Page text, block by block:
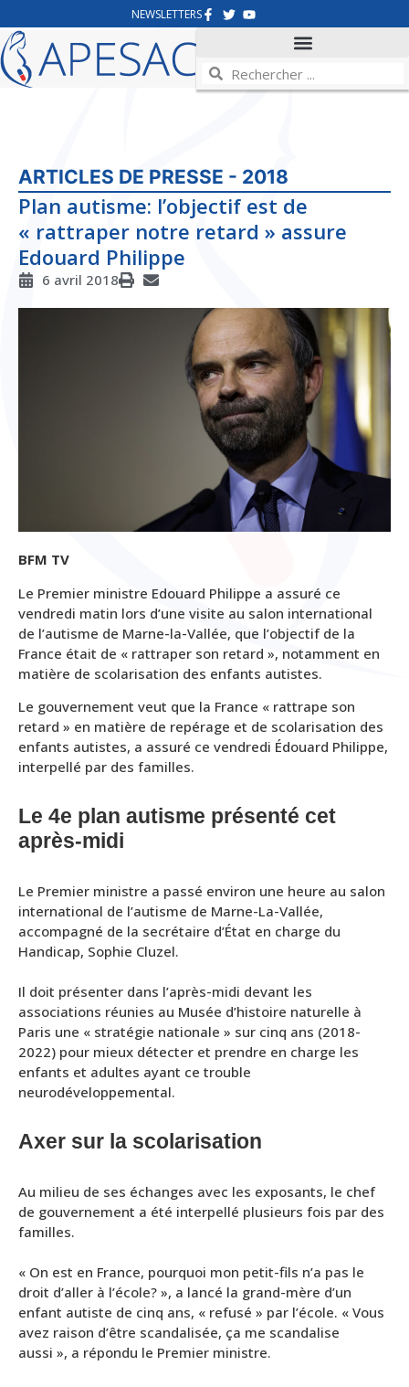
NEWSLETTERS
ARTICLES DE PRESSE - 2018
Plan autisme: l’objectif est de
« rattraper notre retard » assure
Edouard Philippe
6 avril 2018
BFM TV
Le Premier ministre Edouard Philippe a assuré ce
vendredi matin lors d’une visite au salon international
de l’autisme de Marne-la-Vallée, que l’objectif de la
France était de « rattraper son retard », notamment en
matière de scolarisation des enfants autistes.
Le gouvernement veut que la France « rattrape son
retard » en matière de repérage et de scolarisation des
enfants autistes, a assuré ce vendredi Édouard Philippe,
interpellé par des familles.
Le 4e plan autisme présenté cet
après-midi
Le Premier ministre a passé environ une heure au salon
international de l’autisme de Marne-La-Vallée,
accompagné de la secrétaire d’État en charge du
Handicap, Sophie Cluzel.
Il doit présenter dans l’après-midi devant les
associations réunies au Musée d’histoire naturelle à
Paris une « stratégie nationale » sur cinq ans (2018-
2022) pour mieux détecter et prendre en charge les
enfants et adultes ayant ce trouble
neurodéveloppemental.
Axer sur la scolarisation
Au milieu de ses échanges avec les exposants, le chef
de gouvernement a été interpellé plusieurs fois par des
familles.
« On est en France, pourquoi mon petit-fils n’a pas le
droit d’aller à l’école? », a lancé la grand-mère d’un
enfant autiste de cinq ans, « refusé » par l’école. « Vous
avez raison d’être scandalisée, ça me scandalise
aussi », a répondu le Premier ministre.